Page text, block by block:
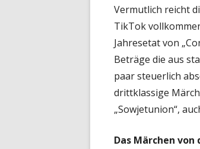
Vermutlich reicht
TikTok
Jahresetat von
Beträge die aus
paar steuerlich
drittklassige
„Sowjetunion“,
Das Märchen